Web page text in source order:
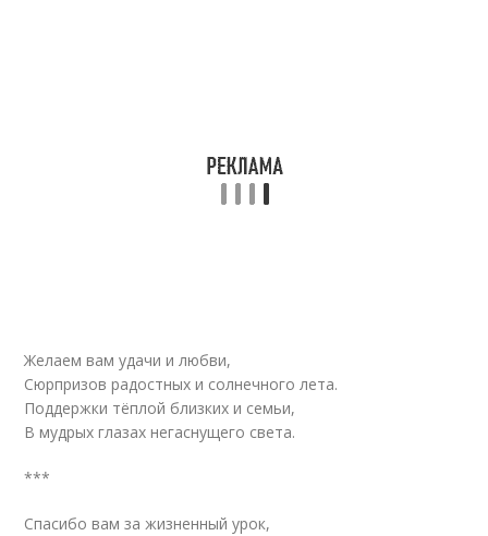
Желаем вам удачи и любви,
Сюрпризов радостных и солнечного лета.
Поддержки тёплой близких и семьи,
В мудрых глазах негаснущего света.
***
Спасибо вам за жизненный урок,